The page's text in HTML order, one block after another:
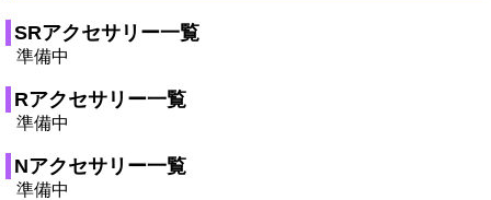
SRアクセサリー一覧
準備中
Rアクセサリー一覧
準備中
Nアクセサリー一覧
準備中